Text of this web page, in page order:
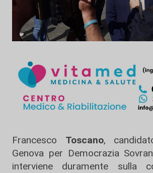
Francesco Toscano,
Genova per Democrazia
interviene duramente sulla